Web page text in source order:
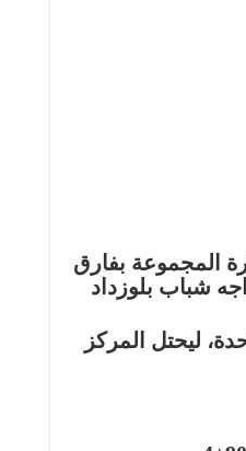
نقاط، ليعتلي صدارة المجموعة بفارق
شباب بلوزداد
ليحتل المركز